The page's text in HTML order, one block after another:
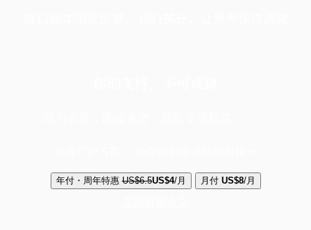
年付・周年特惠 US$6.5US$4/月 月付 US$8/月